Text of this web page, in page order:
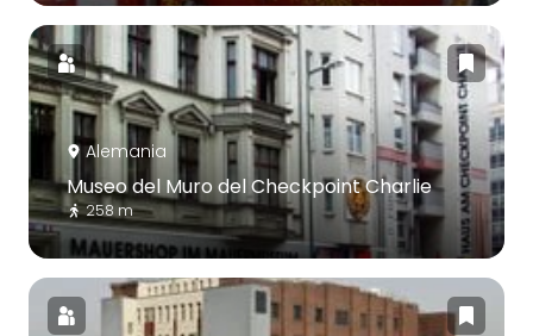
Alemania
Museo del Muro del Checkpoint Charlie
258 m